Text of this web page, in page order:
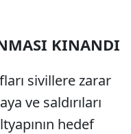
KINANDI
sivillere zarar
ve saldırıları
hedef